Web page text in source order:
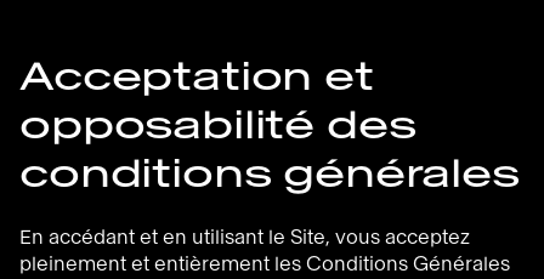
Acceptation et
opposabilité des
conditions générales
En accédant et en utilisant le Site, vous acceptez
pleinement et entièrement les Conditions Générales